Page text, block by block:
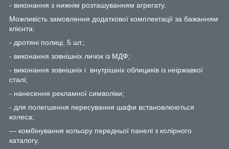
- виконання з нижнім розташуванням агрегату.
Можливість замовлення додаткової комплектації за бажанням
клієнта:
- дротяні полиці, 5 шт.;
- виконання зовнішніх личок із МДФ;
- виконання зовнішніх і внутрішніх облициків із неіржавкої
сталі;
- нанесення рекламної символіки;
- для полегшення пересування шафи встановлюються
колеса;
— комбінування кольору передньої панелі з колірного
каталогу.